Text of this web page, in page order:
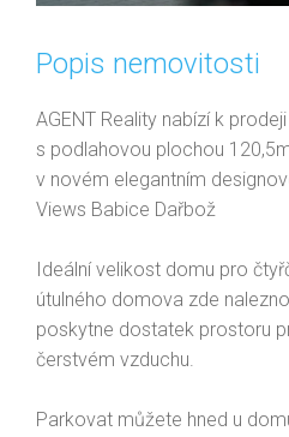
Popis nemovitosti
AGENT Reality nabízí k
s podlahovou plochou
v novém elegantním
Views Babice Dařbož
Ideální velikost domu pro
útulného domova zde
poskytne dostatek prostoru
čerstvém vzduchu.
Parkovat můžete hned u